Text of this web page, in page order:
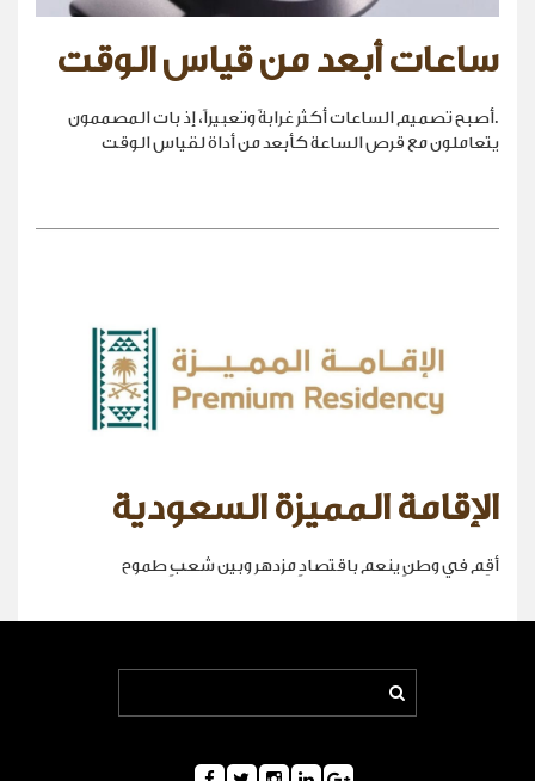
ساعات أبعد من قياس الوقت
.أصبح تصميم الساعات أكثر غرابةً وتعبيراً، إذ بات المصممون
يتعاملون مع قرص الساعة كأبعد من أداة لقياس الوقت
الإقامة المميزة السعودية
أقِم في وطنٍ ينعم باقتصادٍ مزدهر وبين شعبٍ طموح